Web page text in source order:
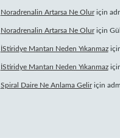
Noradrenalin Artarsa Ne Oluriçin
Noradrenalin Artarsa Ne Oluriçin
İStiridye Mantarı Neden Yıkanmaz
İStiridye Mantarı Neden Yıkanmaz
Spiral Daire Ne Anlama Geliriçin